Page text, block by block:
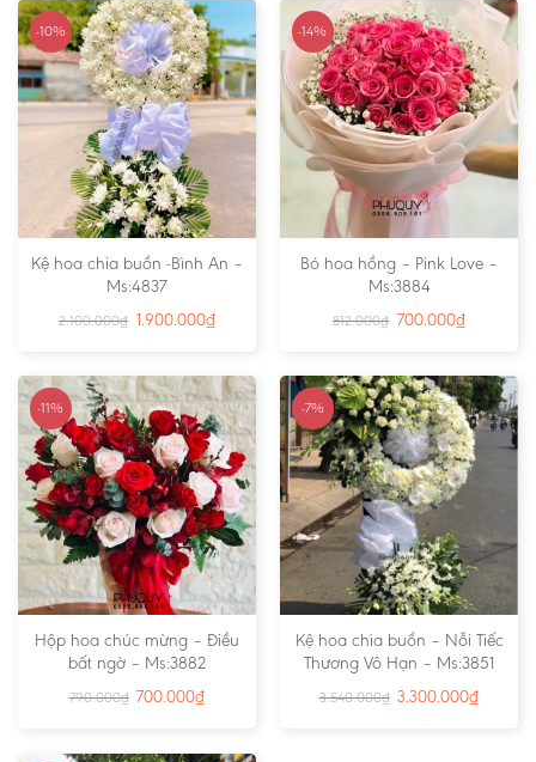
-10%
Kệ hoa chia buồn -Bình An –
Ms:4837
2.100.000₫ 1.900.000₫
-14%
Bó hoa hồng – Pink Love –
Ms:3884
812.000₫ 700.000₫
-11%
Hộp hoa chúc mừng – Điều
bất ngờ – Ms:3882
790.000₫ 700.000₫
-7%
Kệ hoa chia buồn – Nỗi Tiếc
Thương Vô Hạn – Ms:3851
3.540.000₫ 3.300.000₫